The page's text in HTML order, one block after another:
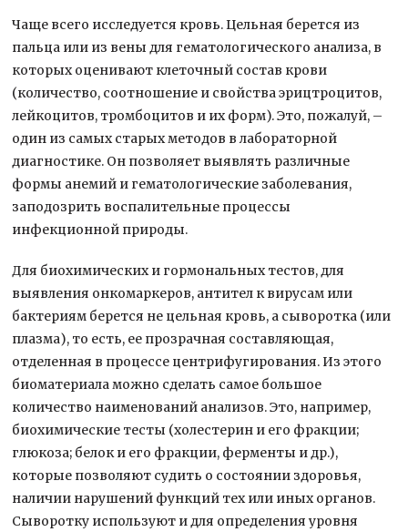
Чаще всего исследуется кровь. Цельная берется из
пальца или из вены для гематологического анализа, в
которых оценивают клеточный состав крови
(количество, соотношение и свойства эрицтроцитов,
лейкоцитов, тромбоцитов и их форм). Это, пожалуй, –
один из самых старых методов в лабораторной
диагностике. Он позволяет выявлять различные
формы анемий и гематологические заболевания,
заподозрить воспалительные процессы
инфекционной природы.
Для биохимических и гормональных тестов, для
выявления онкомаркеров, антител к вирусам или
бактериям берется не цельная кровь, а сыворотка (или
плазма), то есть, ее прозрачная составляющая,
отделенная в процессе центрифугирования. Из этого
биоматериала можно сделать самое большое
количество наименований анализов. Это, например,
биохимические тесты (холестерин и его фракции;
глюкоза; белок и его фракции, ферменты и др.),
которые позволяют судить о состоянии здоровья,
наличии нарушений функций тех или иных органов.
Сыворотку используют и для определения уровня